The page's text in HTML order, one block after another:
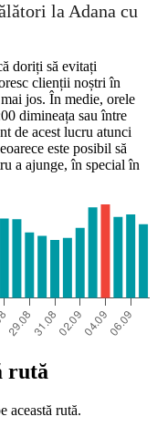
la Adana cu
doriți să evitați
clienții noștri în
jos. În medie, orele
dimineața sau între
de acest lucru atunci
este posibil să
a ajunge, în special în
rută
această rută.